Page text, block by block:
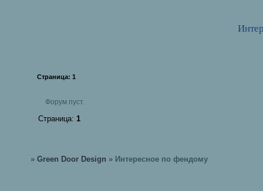
Страница: 1
Форум пуст.
Страница: 1
» Green Door Design » Интересное по фендому